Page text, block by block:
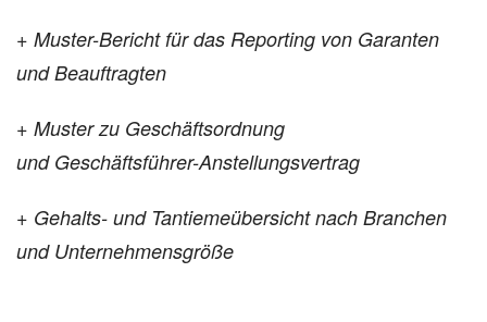
+ Muster-Bericht für das Reporting von Garanten
und Beauftragten
+ Muster zu Geschäftsordnung
und Geschäftsführer-Anstellungsvertrag
+ Gehalts- und Tantiemeübersicht nach Branchen
und Unternehmensgröße